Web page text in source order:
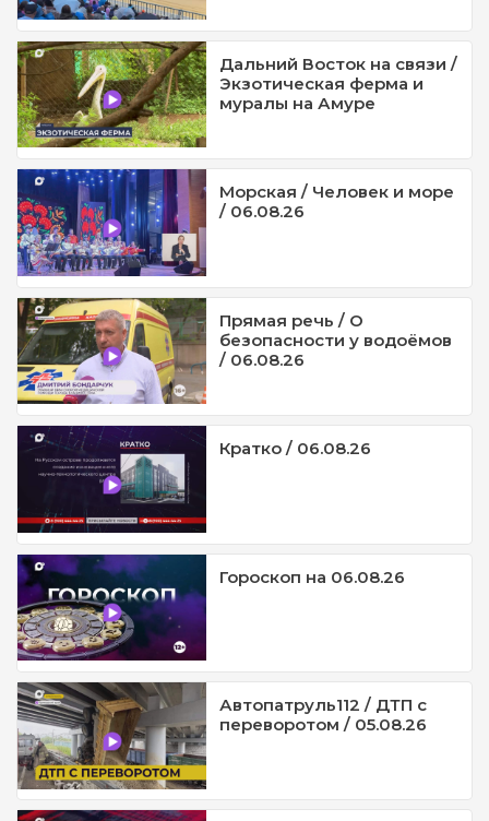
Дальний Восток на связи /
Экзотическая ферма и
муралы на Амуре
Морская / Человек и море
/ 06.08.26
Прямая речь / О
безопасности у водоёмов
/ 06.08.26
Кратко / 06.08.26
Гороскоп на 06.08.26
Автопатруль112 / ДТП с
переворотом / 05.08.26